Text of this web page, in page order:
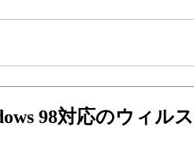
98対応のウィル